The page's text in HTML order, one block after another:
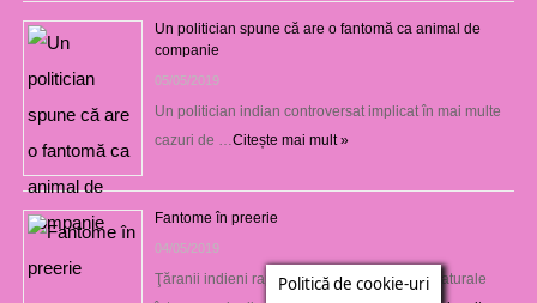
Un politician spune că are o fantomă ca animal de
companie
05/05/2019
Un politician indian controversat implicat în mai multe
cazuri de … Citește mai mult »
Fantome în preerie
04/05/2019
Ţăranii indieni raportează fenomene supranaturale
Politică de cookie-uri